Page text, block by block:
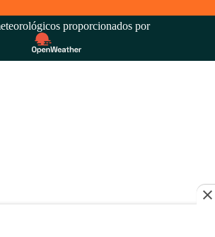
proporcionados por